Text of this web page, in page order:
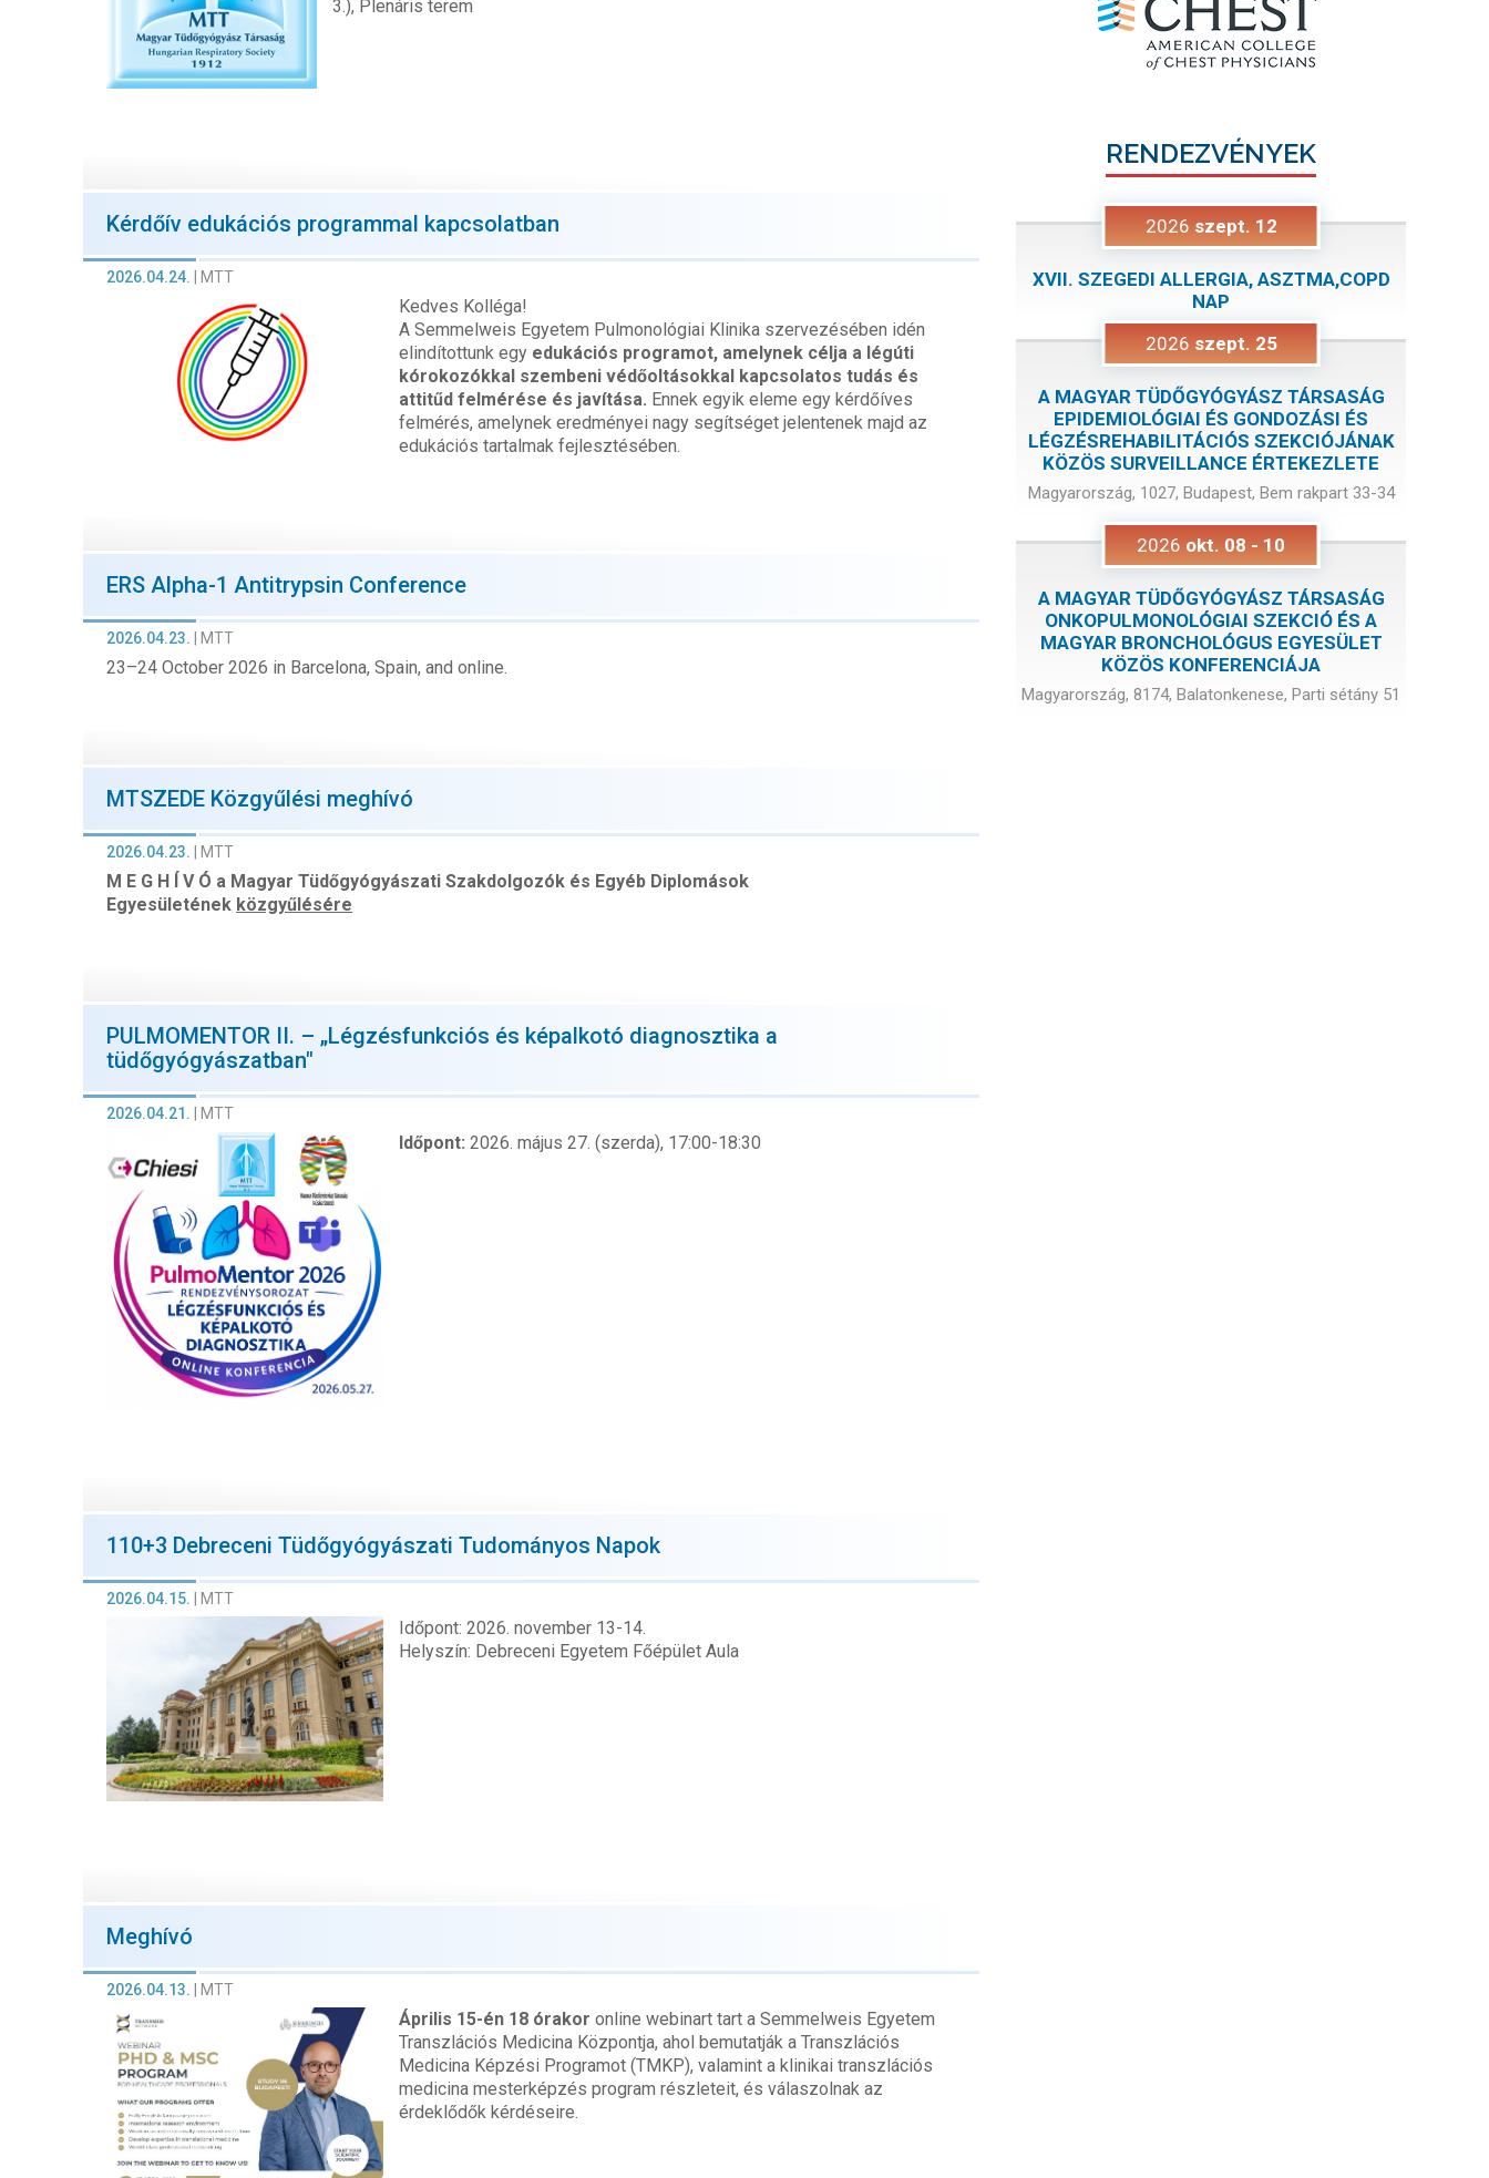
3.), Plenáris terem
Kérdőív edukációs programmal kapcsolatban
2026.04.24. | MTT
Kedves Kolléga!
A Semmelweis Egyetem Pulmonológiai Klinika szervezésében idén
elindítottunk egy edukációs programot, amelynek célja a légúti
kórokozókkal szembeni védőoltásokkal kapcsolatos tudás és
attitűd felmérése és javítása. Ennek egyik eleme egy kérdőíves
felmérés, amelynek eredményei nagy segítséget jelentenek majd az
edukációs tartalmak fejlesztésében.
ERS Alpha-1 Antitrypsin Conference
2026.04.23. MTT
23–24 October 2026 in Barcelona, Spain, and online.
MTSZEDE Közgyűlési meghívó
2026.04.23. MTT
M E G H Í V Ó a Magyar Tüdőgyógyászati Szakdolgozók és Egyéb Diplomások
Egyesületének közgyűlésére
PULMOMENTOR II. – „Légzésfunkciós és képalkotó diagnosztika a
tüdőgyógyászatban"
2026.04.21. MTT
Időpont: 2026. május 27. (szerda), 17:00-18:30
110+3 Debreceni Tüdőgyógyászati Tudományos Napok
2026.04.15. MTT
Időpont: 2026. november 13-14.
Helyszín: Debreceni Egyetem Főépület Aula
Meghívó
2026.04.13. MTT
Április 15-én 18 órakor online webinart tart a Semmelweis Egyetem
Transzlációs Medicina Központja, ahol bemutatják a Transzlációs
Medicina Képzési Programot (TMKP), valamint a klinikai transzlációs
medicina mesterképzés program részleteit, és válaszolnak az
érdeklődők kérdéseire.
RENDEZVÉNYEK
2026 szept. 12
XVII. SZEGEDI ALLERGIA, ASZTMA,COPD
NAP
2026 szept. 25
A MAGYAR TÜDŐGYÓGYÁSZ TÁRSASÁG
EPIDEMIOLÓGIAI ÉS GONDOZÁSI ÉS
LÉGZÉSREHABILITÁCIÓS SZEKCIÓJÁNAK
KÖZÖS SURVEILLANCE ÉRTEKEZLETE
Magyarország, 1027, Budapest, Bem rakpart 33-34
2026 okt. 08 - 10
A MAGYAR TÜDŐGYÓGYÁSZ TÁRSASÁG
ONKOPULMONOLÓGIAI SZEKCIÓ ÉS A
MAGYAR BRONCHOLÓGUS EGYESÜLET
KÖZÖS KONFERENCIÁJA
Magyarország, 8174, Balatonkenese, Parti sétány 51